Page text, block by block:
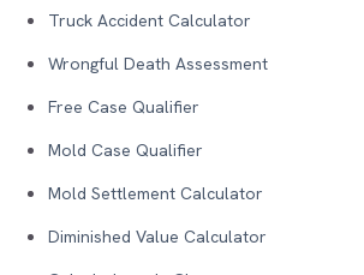
Truck Accident Calculator
Wrongful Death Assessment
Free Case Qualifier
Mold Case Qualifier
Mold Settlement Calculator
Diminished Value Calculator